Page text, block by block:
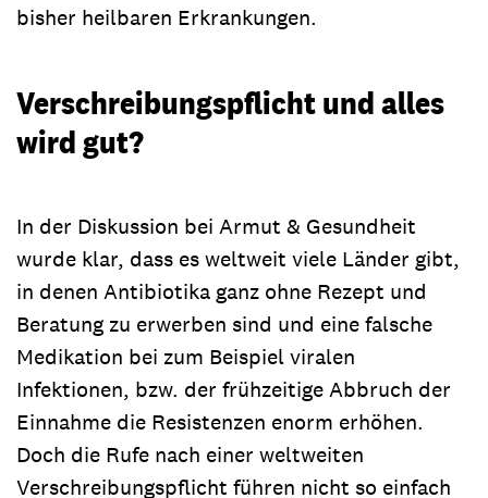
bisher heilbaren Erkrankungen.
Verschreibungspflicht und alles
wird gut?
In der Diskussion bei Armut & Gesundheit
wurde klar, dass es weltweit viele Länder gibt,
in denen Antibiotika ganz ohne Rezept und
Beratung zu erwerben sind und eine falsche
Medikation bei zum Beispiel viralen
Infektionen, bzw. der frühzeitige Abbruch der
Einnahme die Resistenzen enorm erhöhen.
Doch die Rufe nach einer weltweiten
Verschreibungspflicht führen nicht so einfach